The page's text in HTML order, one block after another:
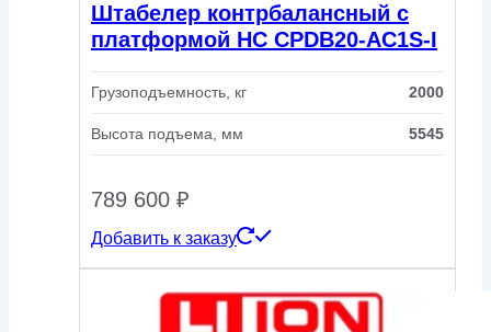
Штабелер контрбалансный с
платформой HC CPDB20-AC1S-I
Грузоподъемность, кг 2000
Высота подъема, мм 5545
789 600 ₽
Добавить к заказу